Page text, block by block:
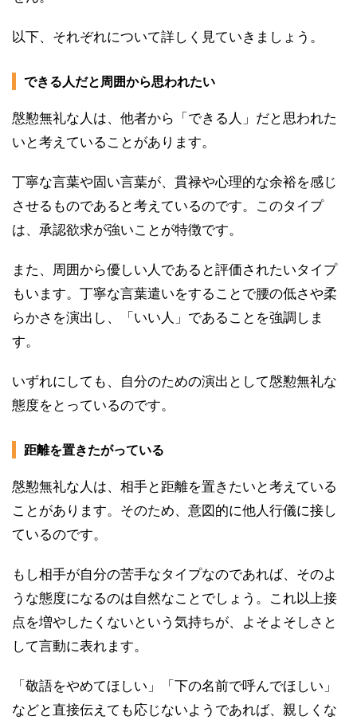
以下、それぞれについて詳しく見ていきましょう。
できる人だと周囲から思われたい
慇懃無礼な人は、他者から「できる人」だと思われた
いと考えていることがあります。
丁寧な言葉や固い言葉が、貫禄や心理的な余裕を感じ
させるものであると考えているのです。このタイプ
は、承認欲求が強いことが特徴です。
また、周囲から優しい人であると評価されたいタイプ
もいます。丁寧な言葉遣いをすることで腰の低さや柔
らかさを演出し、「いい人」であることを強調しま
す。
いずれにしても、自分のための演出として慇懃無礼な
態度をとっているのです。
距離を置きたがっている
慇懃無礼な人は、相手と距離を置きたいと考えている
ことがあります。そのため、意図的に他人行儀に接し
ているのです。
もし相手が自分の苦手なタイプなのであれば、そのよ
うな態度になるのは自然なことでしょう。これ以上接
点を増やしたくないという気持ちが、よそよそしさと
して言動に表れます。
「敬語をやめてほしい」「下の名前で呼んでほしい」
などと直接伝えても応じないようであれば、親しくな